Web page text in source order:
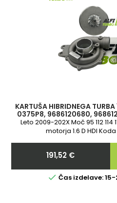
KARTUŠA HIBRIDNEGA
0375P8, 9686120680,
784011-5,
Leto 2009-202X Moč 95 112
motorja 1.6 D HDI
Cena
191,52 €
 Čas izdelave: